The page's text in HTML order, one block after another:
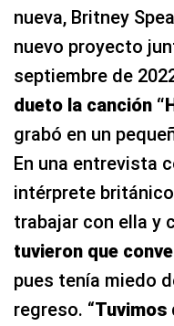
nueva, Britney
nuevo proyecto
septiembre de
dueto la canción
grabó en un
En una entrevista
intérprete
trabajar con ella y
tuvieron que
pues tenía miedo
regreso. “Tuvimos